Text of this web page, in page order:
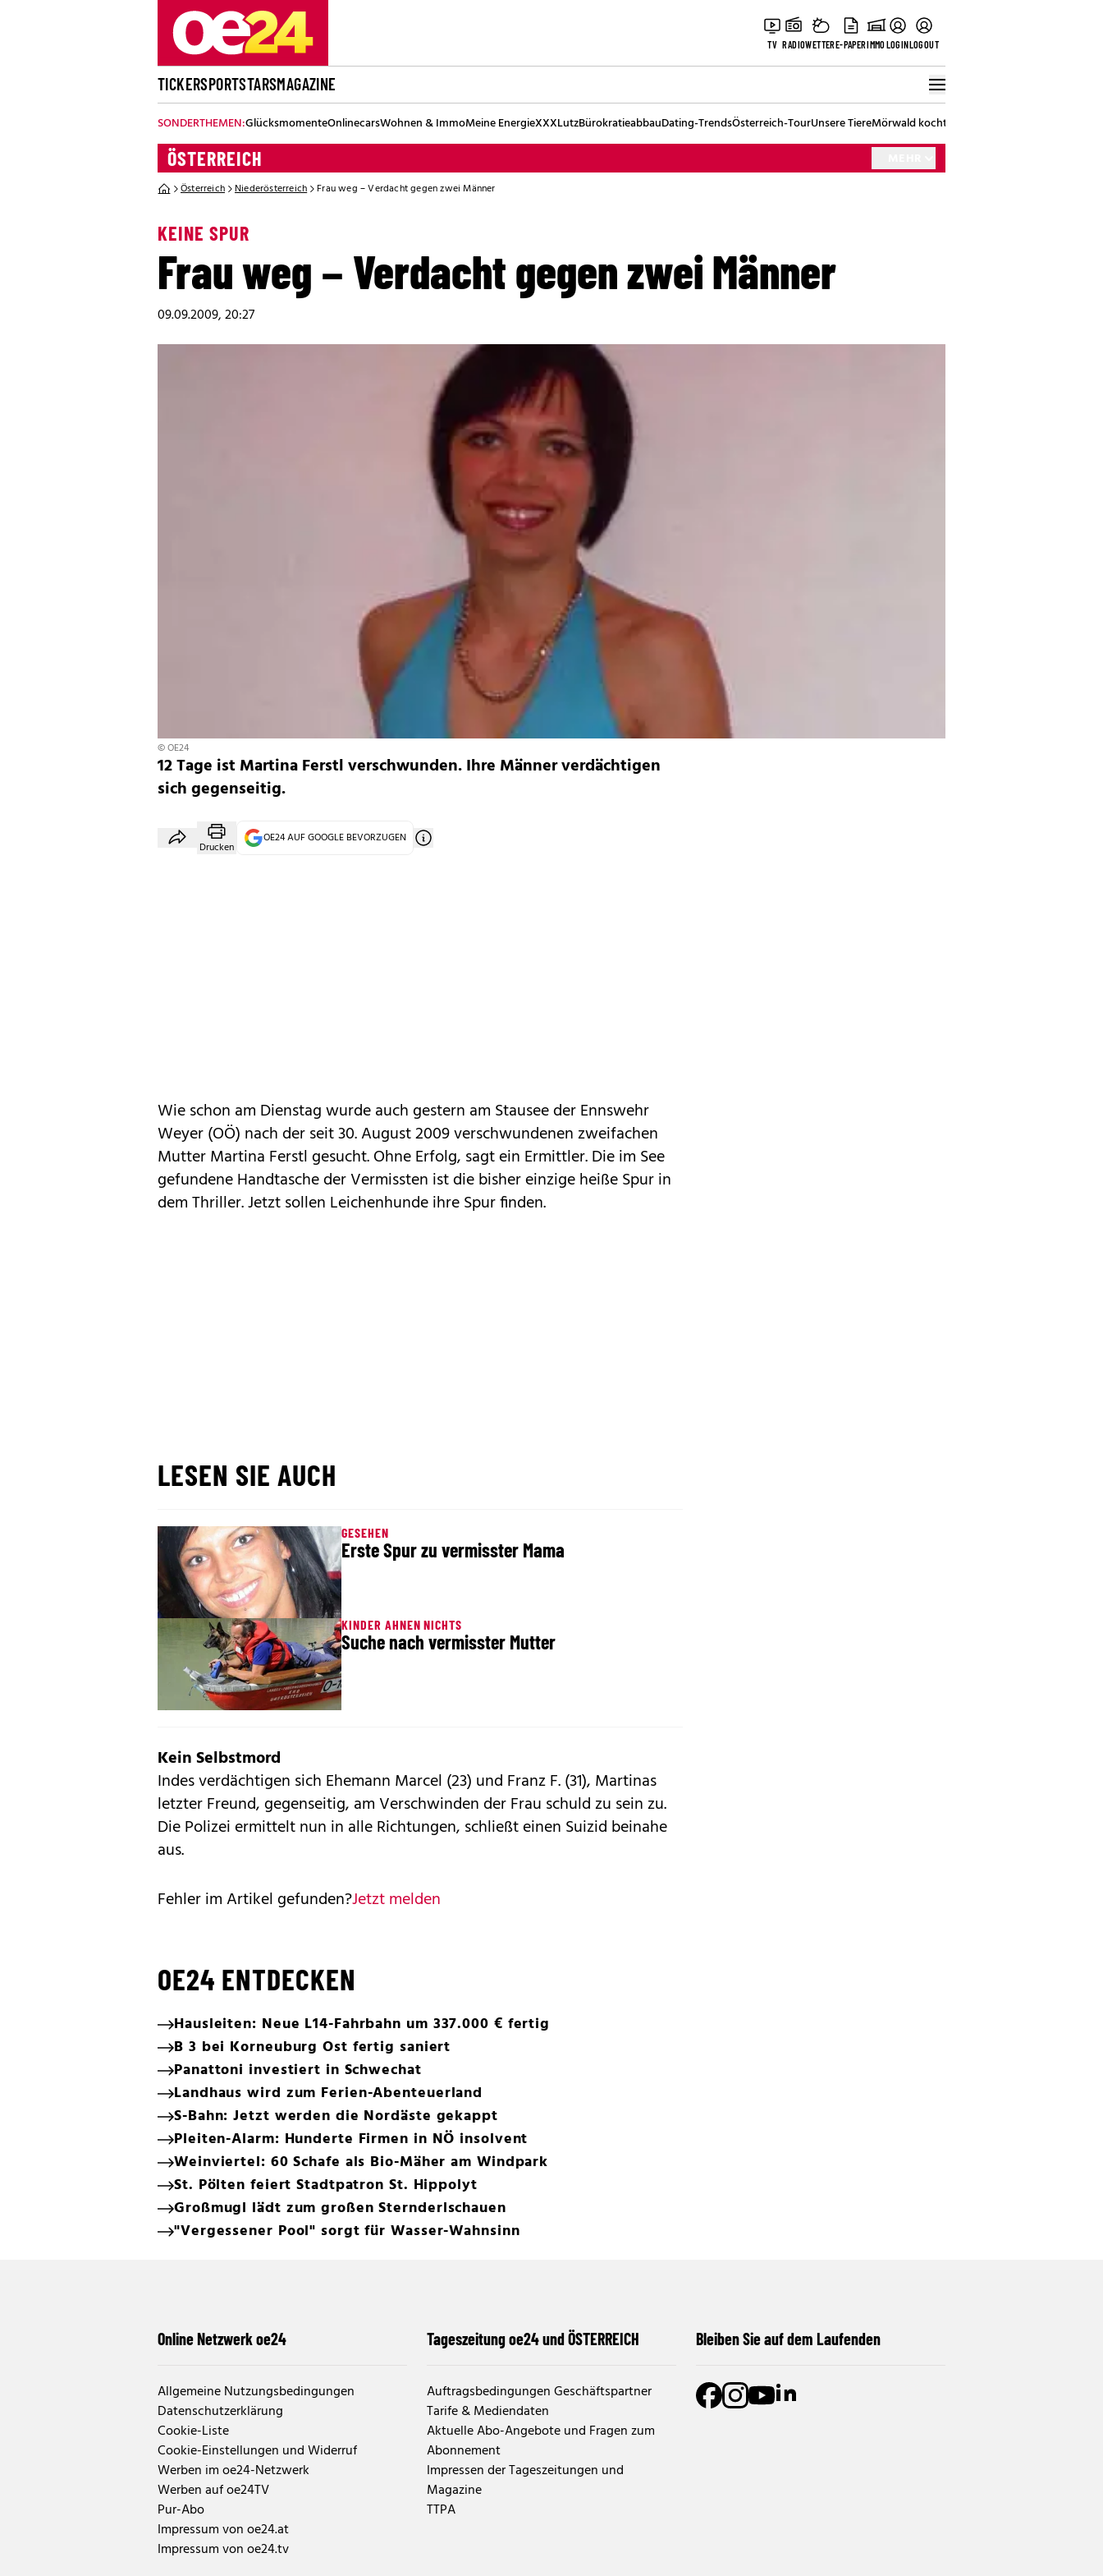
TV RADIOWETTERE-PAPERIMMOLOGINLOGOUT
TICKERSPORTSTARSMAGAZINE
SONDERTHEMEN:GlücksmomenteOnlinecarsWohnen & ImmoMeine EnergieXXXLutzBürokratieabbauDating-TrendsÖsterreich-TourUnsere TiereMörwald kocht
ÖSTERREICH
Österreich Niederösterreich Frau weg – Verdacht gegen zwei Männer
KEINE SPUR
Frau weg – Verdacht gegen zwei Männer
09.09.2009, 20:27
© OE24
12 Tage ist Martina Ferstl verschwunden. Ihre Männer verdächtigen
sich gegenseitig.
Drucken
OE24 AUF GOOGLE BEVORZUGEN
Wie schon am Dienstag wurde auch gestern am Stausee der Ennswehr
Weyer (OÖ) nach der seit 30. August 2009 verschwundenen zweifachen
Mutter Martina Ferstl gesucht. Ohne Erfolg, sagt ein Ermittler. Die im See
gefundene Handtasche der Vermissten ist die bisher einzige heiße Spur in
dem Thriller. Jetzt sollen Leichenhunde ihre Spur finden.
LESEN SIE AUCH
GESEHEN
Erste Spur zu vermisster Mama
KINDER AHNEN NICHTS
Suche nach vermisster Mutter
Kein Selbstmord
Indes verdächtigen sich Ehemann Marcel (23) und Franz F. (31), Martinas
letzter Freund, gegenseitig, am Verschwinden der Frau schuld zu sein zu.
Die Polizei ermittelt nun in alle Richtungen, schließt einen Suizid beinahe
aus.
Fehler im Artikel gefunden?Jetzt melden
OE24 ENTDECKEN
Hausleiten: Neue L14-Fahrbahn um 337.000 € fertig
B 3 bei Korneuburg Ost fertig saniert
Panattoni investiert in Schwechat
Landhaus wird zum Ferien-Abenteuerland
S-Bahn: Jetzt werden die Nordäste gekappt
Pleiten-Alarm: Hunderte Firmen in NÖ insolvent
Weinviertel: 60 Schafe als Bio-Mäher am Windpark
St. Pölten feiert Stadtpatron St. Hippolyt
Großmugl lädt zum großen Sternderlschauen
"Vergessener Pool" sorgt für Wasser-Wahnsinn
Online Netzwerk oe24
Allgemeine Nutzungsbedingungen
Datenschutzerklärung
Cookie-Liste
Cookie-Einstellungen und Widerruf
Werben im oe24-Netzwerk
Werben auf oe24TV
Pur-Abo
Impressum von oe24.at
Impressum von oe24.tv
Tageszeitung oe24 und ÖSTERREICH
Auftragsbedingungen Geschäftspartner
Tarife & Mediendaten
Aktuelle Abo-Angebote und Fragen zum
Abonnement
Impressen der Tageszeitungen und
Magazine
TTPA
Bleiben Sie auf dem Laufenden